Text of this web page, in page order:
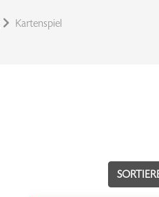
Kartenspiel